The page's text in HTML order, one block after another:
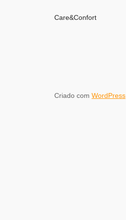
Care&Confort
Criado com WordPress